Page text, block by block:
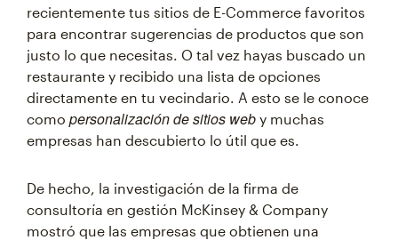
recientemente tus sitios de E-Commerce favoritos
para encontrar sugerencias de productos que son
justo lo que necesitas. O tal vez hayas buscado un
restaurante y recibido una lista de opciones
directamente en tu vecindario. A esto se le conoce
como personalización de sitios web y muchas
empresas han descubierto lo útil que es.
De hecho, la investigación de la firma de
consultoría en gestión McKinsey & Company
mostró que las empresas que obtienen una